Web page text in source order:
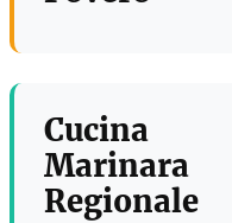
Cucina
Marinara
Regionale